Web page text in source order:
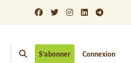
S’abonner Connexion